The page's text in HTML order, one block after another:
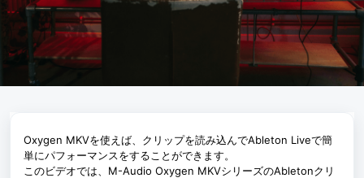
Oxygen MKVを使えば、クリップを読み込んでAbleton Liveで簡
単にパフォーマンスをすることができます。
このビデオでは、M-Audio Oxygen MKVシリーズのAbletonクリ